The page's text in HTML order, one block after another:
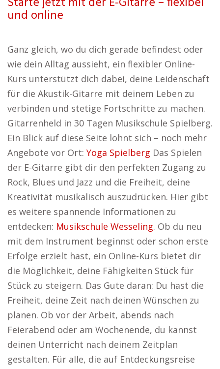
und online
Ganz gleich, wo du dich gerade befindest oder
wie dein Alltag aussieht, ein flexibler Online-
Kurs unterstützt dich dabei, deine Leidenschaft
für die Akustik-Gitarre mit deinem Leben zu
verbinden und stetige Fortschritte zu machen.
Gitarrenheld in 30 Tagen Musikschule Spielberg.
Ein Blick auf diese Seite lohnt sich – noch mehr
Angebote vor Ort: Yoga Spielberg Das Spielen
der E-Gitarre gibt dir den perfekten Zugang zu
Rock, Blues und Jazz und die Freiheit, deine
Kreativität musikalisch auszudrücken. Hier gibt
es weitere spannende Informationen zu
entdecken: Musikschule Wesseling. Ob du neu
mit dem Instrument beginnst oder schon erste
Erfolge erzielt hast, ein Online-Kurs bietet dir
die Möglichkeit, deine Fähigkeiten Stück für
Stück zu steigern. Das Gute daran: Du hast die
Freiheit, deine Zeit nach deinen Wünschen zu
planen. Ob vor der Arbeit, abends nach
Feierabend oder am Wochenende, du kannst
deinen Unterricht nach deinem Zeitplan
gestalten. Für alle, die auf Entdeckungsreise